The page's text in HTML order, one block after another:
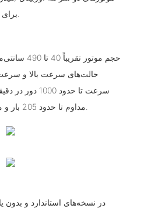
برای کاربردهای صنعتی سیار و ثابت.
حالت‌های سرعت بالا و
سرعت تا حدود